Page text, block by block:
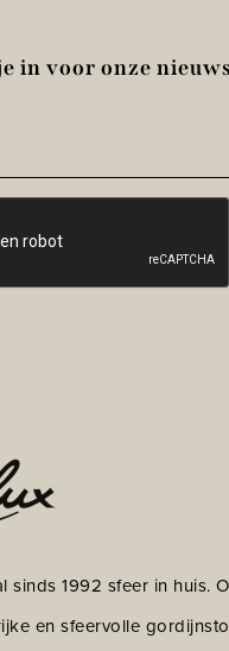
in voor onze
mailadres
sinds 1992 sfeer in huis.
en sfeervolle